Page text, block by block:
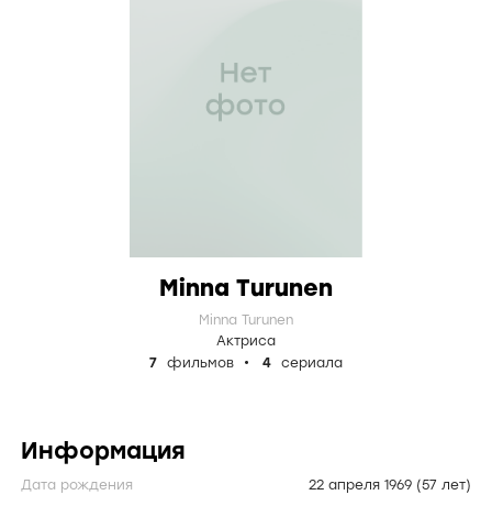
Minna Turunen
Minna Turunen
Актриса
7
фильмов 4 сериала
Информация
Дата рождения 22 апреля 1969 (57 лет)